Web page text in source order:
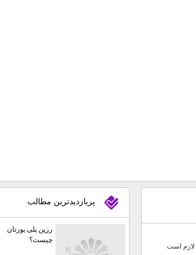
است
پربازديدترين مطالب
رزین پلی یورتان
چیست؟